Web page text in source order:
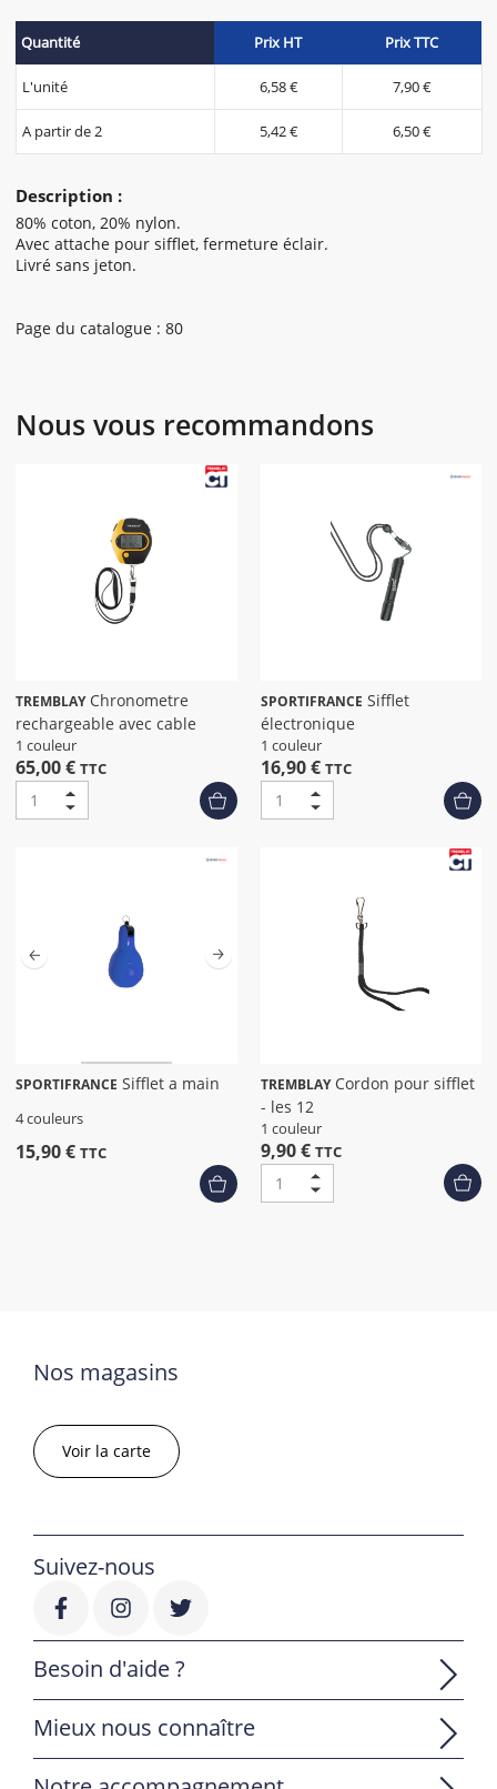
Description :
80% coton, 20% nylon.
Avec attache pour sifflet, fermeture éclair.
Livré sans jeton.
Page du catalogue : 80
Quantité Prix HT Prix TTC
L'unité 6,58 € 7,90 €
A partir de 2 5,42 € 6,50 €
Nous vous recommandons
TREMBLAYChronometre
rechargeable avec cable
1 couleur
65,00 € TTC
SPORTIFRANCE
électronique
1 couleur
16,90 € TTC
SPORTIFRANCE Sifflet a main
4 couleurs
15,90 € TTC
TREMBLAYCordon pour sifflet
- les 12
1 couleur
9,90 € TTC
Nos magasins
Voir la carte
Suivez-nous
Besoin d'aide ?
Mieux nous connaître